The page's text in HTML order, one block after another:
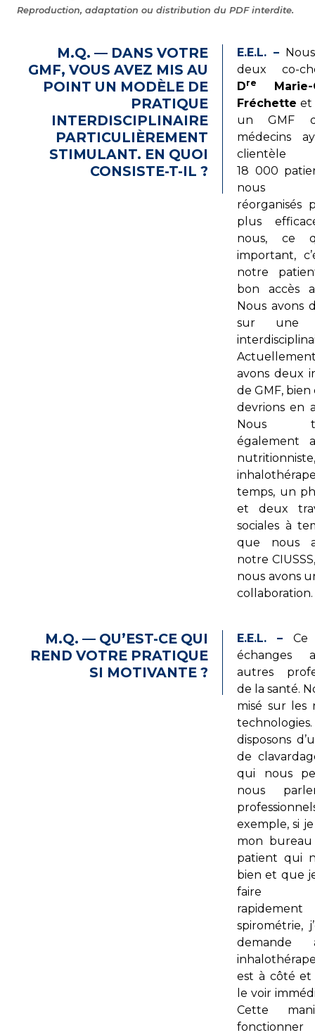
Reproduction, adaptation ou distribution du PDF interdite.
M.Q. — DANS VOTRE
GMF, VOUS AVEZ MIS AU
POINT UN MODÈLE DE
PRATIQUE
INTERDISCIPLINAIRE
PARTICULIÈREMENT
STIMULANT. EN QUOI
CONSISTE-T-IL ?
E.E.L. –
deux co-
Dre
Marie-
Fréchette et
un GMF
médecins
18 000
nous
réorganisés
plus
nous, ce
important,
notre
bon accès
Nous avons
sur une
avons deux
de GMF,
devrions en
Nous
également
temps, un
et deux
sociales à
que nous
notre
nous avons
collaboration.
M.Q. — QU’EST-CE QUI
REND VOTRE PRATIQUE
SI MOTIVANTE ?
E.E.L. – Ce
échanges
autres
de la santé.
misé sur les
disposons
de
qui nous
nous
exemple, si
mon
patient qui
bien et que
faire
spirométrie,
est à côté
le voir
Cette